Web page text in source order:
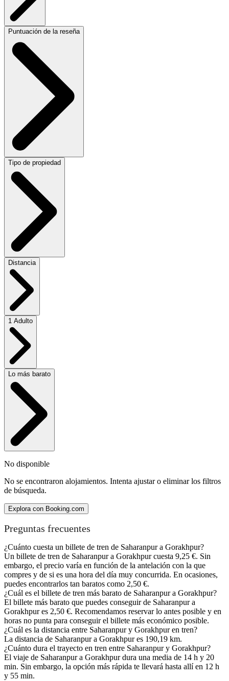
Puntuación de la reseña
Tipo de propiedad
Distancia
1 Adulto
Lo más barato
No disponible
No se encontraron alojamientos. Intenta ajustar o eliminar los filtros
de búsqueda.
Explora con Booking.com
Preguntas frecuentes
¿Cuánto cuesta un billete de tren de Saharanpur a Gorakhpur?
Un billete de tren de Saharanpur a Gorakhpur cuesta 9,25 €. Sin
embargo, el precio varía en función de la antelación con la que
compres y de si es una hora del día muy concurrida. En ocasiones,
puedes encontrarlos tan baratos como 2,50 €.
¿Cuál es el billete de tren más barato de Saharanpur a Gorakhpur?
El billete más barato que puedes conseguir de Saharanpur a
Gorakhpur es 2,50 €. Recomendamos reservar lo antes posible y en
horas no punta para conseguir el billete más económico posible.
¿Cuál es la distancia entre Saharanpur y Gorakhpur en tren?
La distancia de Saharanpur a Gorakhpur es 190,19 km.
¿Cuánto dura el trayecto en tren entre Saharanpur y Gorakhpur?
El viaje de Saharanpur a Gorakhpur dura una media de 14 h y 20
min. Sin embargo, la opción más rápida te llevará hasta allí en 12 h
y 55 min.